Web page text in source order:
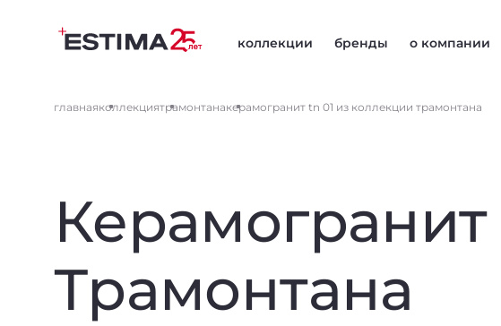
коллекции бренды о компании
главнаяколлекциятрамонтанакерамогранит tn 01 из коллекции трамонтана
Керамогранит
Трамонтана